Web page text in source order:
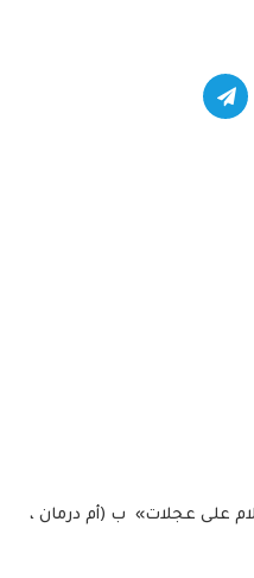
على عجلات» ب (أم درمان ،